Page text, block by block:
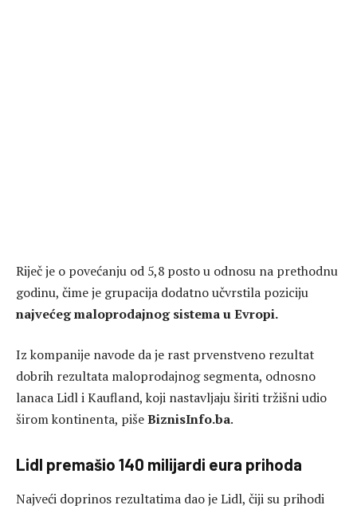
Riječ je o povećanju od 5,8 posto u odnosu na prethodnu
godinu, čime je grupacija dodatno učvrstila poziciju
najvećeg maloprodajnog sistema u Evropi.
Iz kompanije navode da je rast prvenstveno rezultat
dobrih rezultata maloprodajnog segmenta, odnosno
lanaca Lidl i Kaufland, koji nastavljaju širiti tržišni udio
širom kontinenta, pišeBiznisInfo.ba.
Lidl premašio 140 milijardi eura prihoda
Najveći doprinos rezultatima dao je Lidl, čiji su prihodi